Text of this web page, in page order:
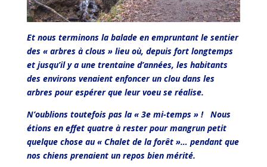
Et nous terminons la balade en empruntant le sentier
des « arbres à clous » lieu où, depuis fort longtemps
et jusqu’il y a une trentaine d’années, les habitants
des environs venaient enfoncer un clou dans les
arbres pour espérer que leur voeu se réalise.
N’oublions toutefois pas la « 3e mi-temps » ! Nous
étions en effet quatre à rester pour mangrun petit
quelque chose au « Chalet de la forêt »… pendant que
nos chiens prenaient un repos bien mérité.